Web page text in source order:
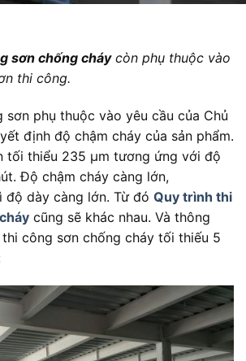
sơn chống cháycòn phụ thuộc vào
thi công.
phụ thuộc vào yêu cầu của Chủ
định độ chậm cháy của sản phẩm.
tối thiểu 235 µm tương ứng với độ
Độ chậm cháy càng lớn,
dày càng lớn. Từ đó Quy trình thi
cũng sẽ khác nhau. Và thông
công sơn chống cháy tối thiếu 5